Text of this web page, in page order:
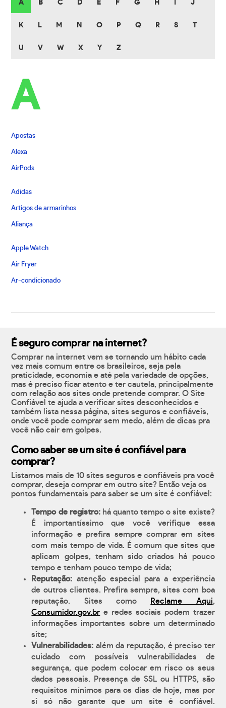
A B C D E F G H J
K L M N O P Q R S T
U V W X Y Z
A
Apostas
Alexa
AirPods
Adidas
Artigos de armarinhos
Aliança
Apple Watch
Air Fryer
Ar-condicionado
É seguro comprar na internet?
Comprar na internet vem se tornando um hábito cada
vez mais comum entre os brasileiros, seja pela
praticidade, economia e até pela variedade de opções,
mas é preciso ficar atento e ter cautela, principalmente
com relação aos sites onde pretende comprar. O Site
Confiável te ajuda a verificar sites desconhecidos e
também lista nessa página, sites seguros e confiáveis,
onde você pode comprar sem medo, além de dicas pra
você não cair em golpes.
Como saber se um site é confiável para
comprar?
Listamos mais de 10 sites seguros e confiáveis pra você
comprar, deseja comprar em outro site? Então veja os
pontos fundamentais para saber se um site é confiável:
Tempo de registro:há quanto tempo o site existe?
É importantíssimo que você verifique essa
informação e prefira sempre comprar em sites
com mais tempo de vida. É comum que sites que
aplicam golpes, tenham sido criados há pouco
tempo e tenham pouco tempo de vida;
Reputação: atenção especial para a experiência
de outros clientes. Prefira sempre, sites com boa
reputação. Sites como
Reclame Aqui,
Consumidor.gov.br e redes sociais podem trazer
informações importantes sobre um determinado
site;
Vulnerabilidades: além da reputação, é preciso ter
cuidado com possíveis vulnerabilidades de
segurança, que podem colocar em risco os seus
dados pessoais. Presença de SSL ou HTTPS, são
requisitos mínimos para os dias de hoje, mas por
si só não garante que um site é confiável.